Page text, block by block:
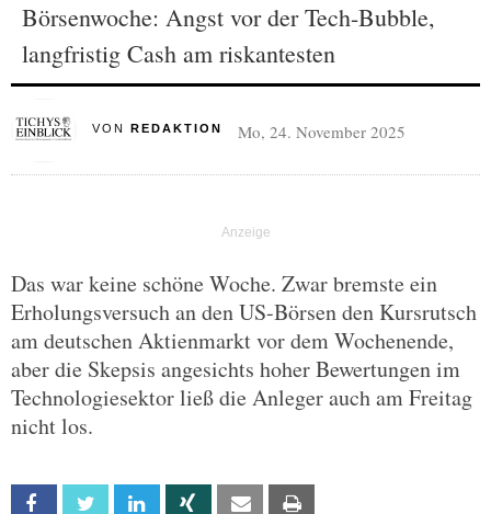
Börsenwoche: Angst vor der Tech-Bubble,
langfristig Cash am riskantesten
VON REDAKTION Mo, 24. November 2025
Das war keine schöne Woche. Zwar bremste ein
Erholungsversuch an den US-Börsen den Kursrutsch
am deutschen Aktienmarkt vor dem Wochenende,
aber die Skepsis angesichts hoher Bewertungen im
Technologiesektor ließ die Anleger auch am Freitag
nicht los.
Facebook Twitter Linkedin Xing Email